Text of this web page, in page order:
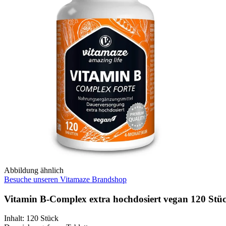
Abbildung ähnlich
Besuche unseren Vitamaze Brandshop
Vitamin B-Complex extra hochdosiert vegan 120
Inhalt: 120 Stück